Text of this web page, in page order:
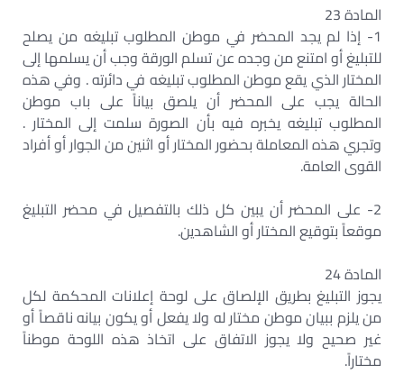
المادة 23
1- إذا لم يجد المحضر في موطن المطلوب تبليغه من يصلح
للتبليغ أو امتنع من وجده عن تسلم الورقة وجب أن يسلمها إلى
المختار الذي يقع موطن المطلوب تبليغه في دائرته . وفي هذه
الحالة يجب على المحضر أن يلصق بياناً على باب موطن
المطلوب تبليغه يخبره فيه بأن الصورة سلمت إلى المختار .
وتجري هذه المعاملة بحضور المختار أو اثنين من الجوار أو أفراد
القوى العامة.
2- على المحضر أن يبين كل ذلك بالتفصيل في محضر التبليغ
موقعاً بتوقيع المختار أو الشاهدين.
المادة 24
يجوز التبليغ بطريق الإلصاق على لوحة إعلانات المحكمة لكل
من يلزم ببيان موطن مختار له ولا يفعل أو يكون بيانه ناقصاً أو
غير صحيح ولا يجوز الاتفاق على اتخاذ هذه اللوحة موطناً
مختاراً.